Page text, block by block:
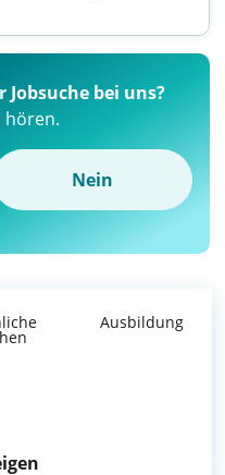
bei uns?
hören.
Nein
Ausbildung